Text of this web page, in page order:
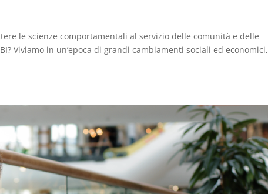
le scienze comportamentali al servizio delle comunità e delle
Viviamo in un’epoca di grandi cambiamenti sociali ed economici,